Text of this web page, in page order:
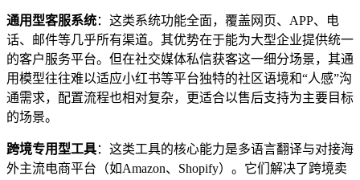
通用型客服系统：这类系统功能全面，覆盖网页、APP、电
话、邮件等几乎所有渠道。其优势在于能为大型企业提供统一
的客户服务平台。但在社交媒体私信获客这一细分场景，其通
用模型往往难以适应小红书等平台独特的社区语境和“人感”沟
通需求，配置流程也相对复杂，更适合以售后支持为主要目标
的场景。
跨境专用型工具：这类工具的核心能力是多语言翻译与对接海
外主流电商平台（如Amazon、Shopify）。它们解决了跨境卖